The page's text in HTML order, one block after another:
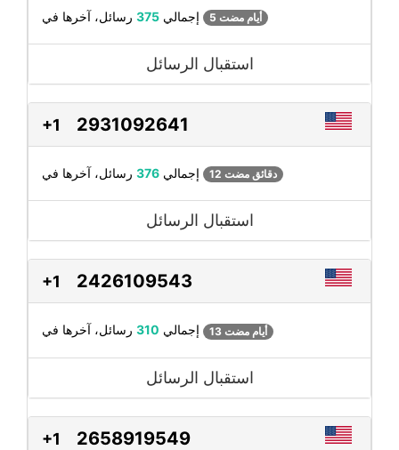
إجمالي 375 5 أيام مضت
استقبال الرسائل
+1 2931092641
إجمالي 376 12 دقائق مضت
استقبال الرسائل
+1 2426109543
إجمالي 310 13 أيام مضت
استقبال الرسائل
+1 2658919549